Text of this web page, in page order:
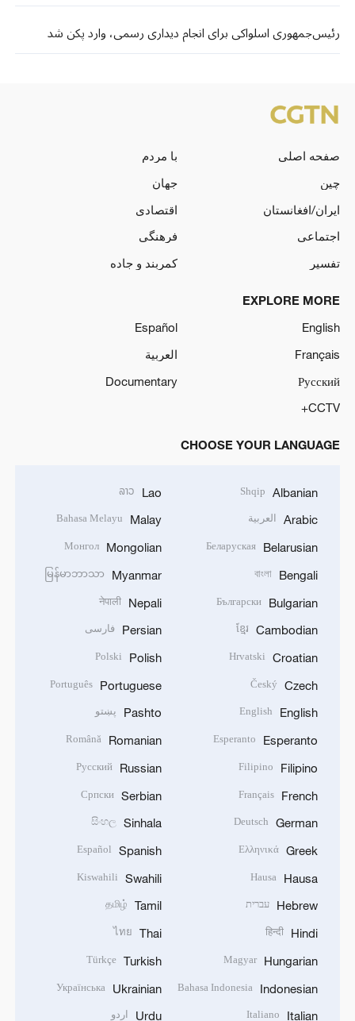
رئیس‌جمهوری اسلواکی برای انجام دیداری رسمی، وارد پکن شد
صفحه اصلی
با مردم
چین
جهان
ایران/افغانستان
اقتصادی
اجتماعی
فرهنگی
تفسیر
کمربند و جاده
EXPLORE MORE
English
Español
Français
العربية
Русский
Documentary
CCTV+
CHOOSE YOUR LANGUAGE
Albanian
Shqip
Arabic العربية
Belarusian
Беларуская
Bengali
বাংলা
Bulgarian
Български
Cambodian
ខ្មែរ
Croatian
Hrvatski
Czech
Český
English
English
Esperanto
Esperanto
Filipino
Filipino
French
Français
German
Deutsch
Greek
Ελληνικά
Hausa
Hausa
Hebrew עברית
Hindi
हिन्दी
Hungarian
Magyar
Indonesian
Bahasa Indonesia
Italian
Italiano
Lao
ລາວ
Malay
Bahasa Melayu
Mongolian
Монгол
Myanmar
မြန်မာဘာသာ
Nepali
नेपाली
Persian فارسی
Polish
Polski
Portuguese
Português
Pashto پښتو
Romanian
Română
Russian
Русский
Serbian
Српски
Sinhala
සිංහල
Spanish
Español
Swahili
Kiswahili
Tamil
தமிழ்
Thai
ไทย
Turkish
Türkçe
Ukrainian
Українська
Urdu اردو